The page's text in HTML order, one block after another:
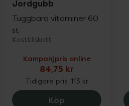
Trixie
Wartner
Jordgubb
Tuggbara vitaminer 60
st
Kosttillskott
Kampanjpris online
84,75 kr
Tidigare pris: 113 kr
Köp Monkids